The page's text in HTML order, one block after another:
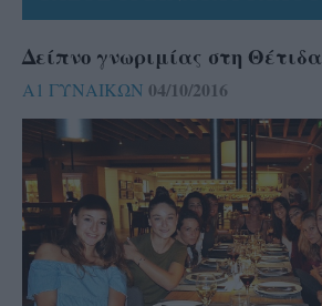
Δείπνο γνωριμίας στη Θέτιδα
Α1 ΓΥΝΑΙΚΩΝ 04/10/2016